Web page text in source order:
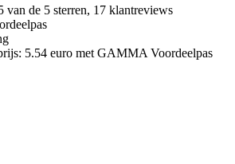
van de 5 sterren, 17 klantreviews
5.54 euro met GAMMA Voordeelpas